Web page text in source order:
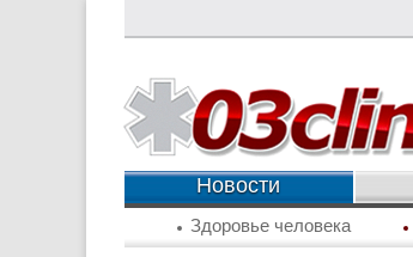
Новости
Здоровье человека